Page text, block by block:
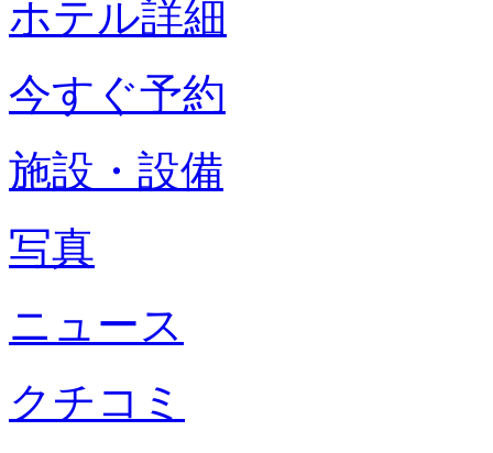
ホテル詳細
今すぐ予約
施設・設備
写真
ニュース
クチコミ